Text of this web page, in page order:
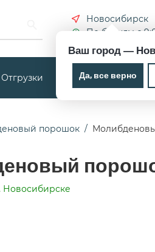
Новосибирск
Ваш город —
Да, все верно
По будням с
Отгрузки Новости
порошок
Новосибирске